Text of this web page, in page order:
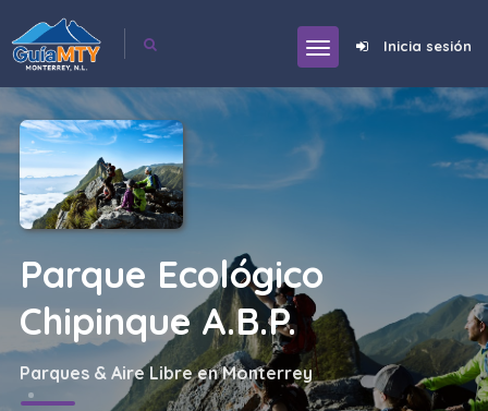
Inicia sesión
Parque Ecológico
Chipinque A.B.P.
Parques & Aire Libre en Monterrey